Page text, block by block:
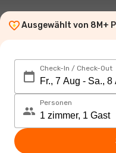
Ausgewählt von 8M+
Check-In / Check-Out
Personen